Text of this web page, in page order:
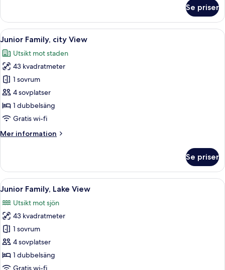
Deluxe
sjöutsikt
Se priser
Öppna
alla
foton
för
Junior
Family,
city
View
Ett modernt hotellrum med en stor
10
Junior Family, city View
Utsikt mot staden
43 kvadratmeter
1 sovrum
4 sovplatser
1 dubbelsäng
Gratis wi-fi
Mer information
Mer
Family,
city
View
Se priser
Öppna
alla
foton
för
Junior
Family,
Lake
View
Ett modernt hotellrum med en stor
9
Junior Family, Lake View
Utsikt mot sjön
43 kvadratmeter
1 sovrum
4 sovplatser
1 dubbelsäng
Gratis wi-fi